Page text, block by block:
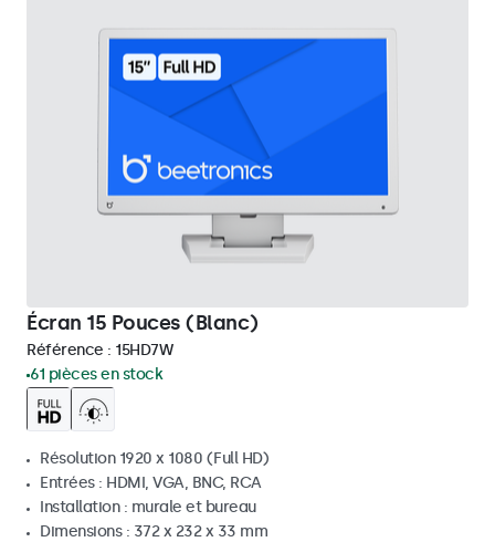
Écran 15 Pouces (Blanc)
Référence : 15HD7W
61 pièces en stock
Résolution 1920 x 1080 (Full HD)
Entrées : HDMI, VGA, BNC, RCA
Installation : murale et bureau
Dimensions : 372 x 232 x 33 mm